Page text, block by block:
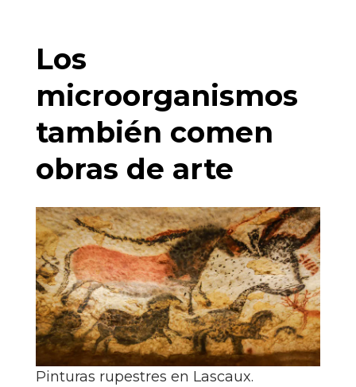
Los
microorganismos
también comen
obras de arte
Pinturas rupestres en Lascaux.